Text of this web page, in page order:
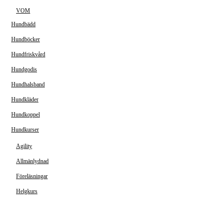
VOM
Hundbädd
Hundböcker
Hundfriskvård
Hundgodis
Hundhalsband
Hundkläder
Hundkoppel
Hundkurser
Agility
Allmänlydnad
Föreläsningar
Helgkurs